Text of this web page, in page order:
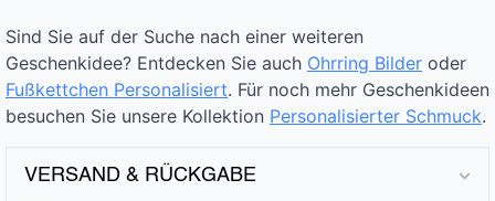
Sind Sie auf der Suche nach einer weiteren
Geschenkidee? Entdecken Sie auch Ohrring Bilder oder
Fußkettchen Personalisiert. Für noch mehr Geschenkideen
besuchen Sie unsere Kollektion Personalisierter Schmuck.
VERSAND & RÜCKGABE